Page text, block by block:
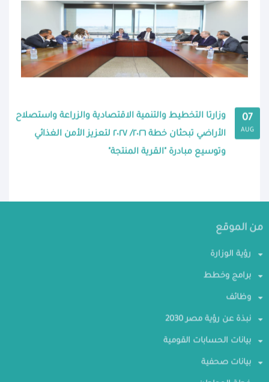
07
AUG
وزارتا التخطيط والتنمية الاقتصادية والزراعة واستصلاح
الأراضي تبحثان خطة ٢٠٢٦/ ٢٠٢٧ لتعزيز الأمن الغذائي
وتوسيع مبادرة "القرية المنتجة"
من الموقع
رؤية الوزارة
برامج وخطط
وظائف
نبذة عن رؤية مصر 2030
بيانات الحسابات القومية
بيانات صحفية